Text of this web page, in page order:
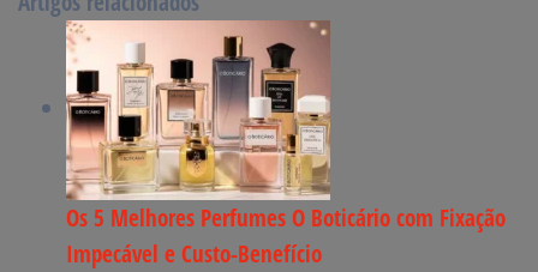
Os 5 Melhores Perfumes O Boticário com Fixação
Impecável e Custo-Benefício